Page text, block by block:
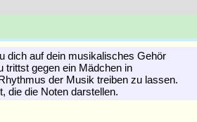
dich auf dein musikalisches Gehör
trittst gegen ein Mädchen in
der Musik treiben zu lassen.
die die Noten darstellen.